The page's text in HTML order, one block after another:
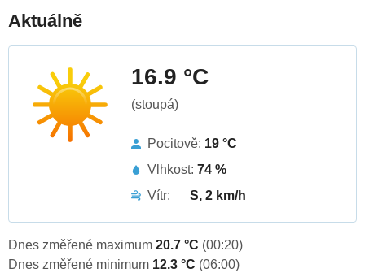
Aktuálně
16.9 °C
(stoupá)
Pocitově: 19 °C
Vlhkost: 74 %
Vítr:
S, 2 km/h
Dnes změřené maximum 20.7 °C (00:20)
Dnes změřené minimum 12.3 °C (06:00)